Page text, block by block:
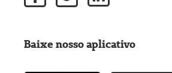
Baixe nosso aplicativo